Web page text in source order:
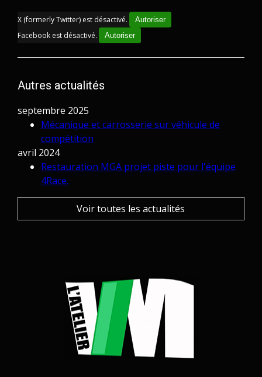
X (formerly Twitter) est désactivé. Autoriser
Facebook est désactivé. Autoriser
Autres actualités
septembre 2025
Mécanique et carrosserie sur véhicule de
compétition
avril 2024
Restauration MGA projet piste pour l'équipe
4Race.
Voir toutes les actualités